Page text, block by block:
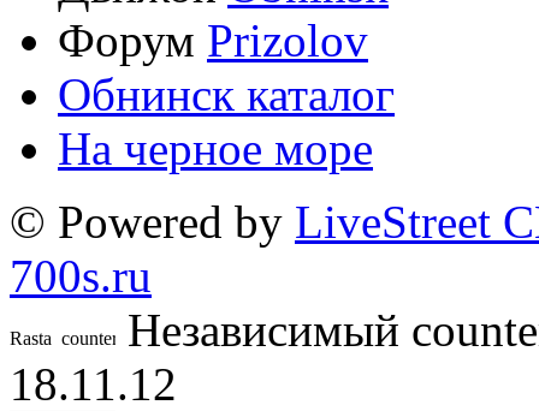
Форум Prizolov
Обнинск каталог
На черное море
© Powered by LiveStreet
700s.ru
Независимый
18.11.12